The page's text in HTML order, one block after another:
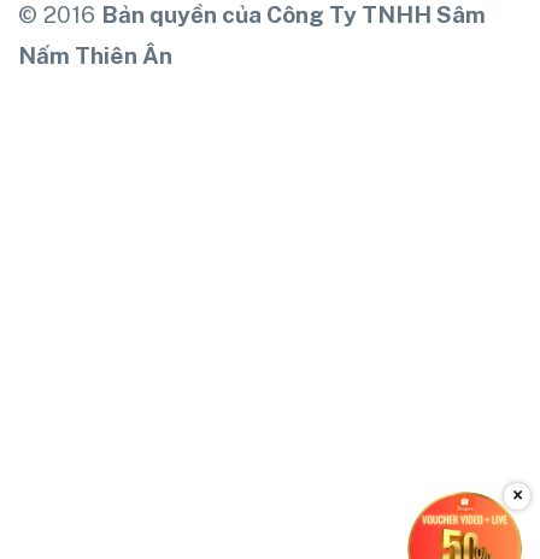
© 2016 Bản quyền của Công Ty TNHH Sâm
Nấm Thiên Ân
×